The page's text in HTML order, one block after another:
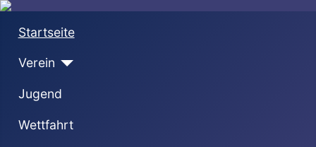
Startseite
Verein
Jugend
Wettfahrt